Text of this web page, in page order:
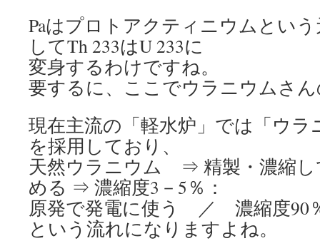
Paはプロトアクティニウムとい
してTh 233はU 233に
変身するわけですね。
要するに、ここでウラニウムさ
現在主流の「軽水炉」では「ウ
を採用しており、
天然ウラニウム ⇒ 精製・濃縮し
める ⇒ 濃縮度3－5％：
原発で発電に使う ／ 濃縮度90
という流れになりますよね。